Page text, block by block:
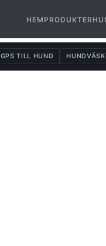
HEM PRODUKTER
GPS TILL HUND